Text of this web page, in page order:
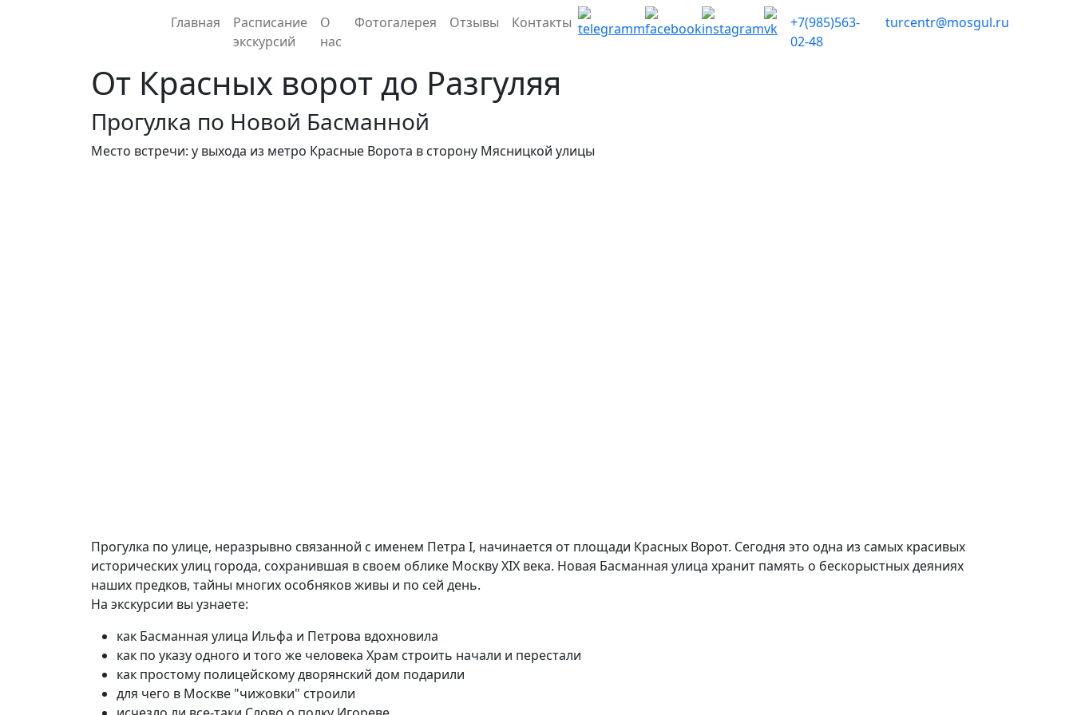
Главная
Расписание
экскурсий
О
нас
Фотогалерея Отзывы Контакты
+7(985)563-
02-48
turcentr@mosgul.ru
От Красных ворот до Разгуляя
Прогулка по Новой Басманной
Место встречи: у выхода из метро Красные Ворота в сторону Мясницкой улицы
Прогулка по улице, неразрывно связанной с именем Петра I, начинается от площади Красных Ворот. Сегодня это одна из самых красивых
исторических улиц города, сохранившая в своем облике Москву XIX века. Новая Басманная улица хранит память о бескорыстных деяниях
наших предков, тайны многих особняков живы и по сей день.
На экскурсии вы узнаете:
как Басманная улица Ильфа и Петрова вдохновила
как по указу одного и того же человека Храм строить начали и перестали
как простому полицейскому дворянский дом подарили
для чего в Москве "чижовки" строили